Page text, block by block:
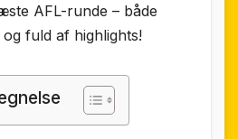
AFL-runde – både
fuld af highlights!